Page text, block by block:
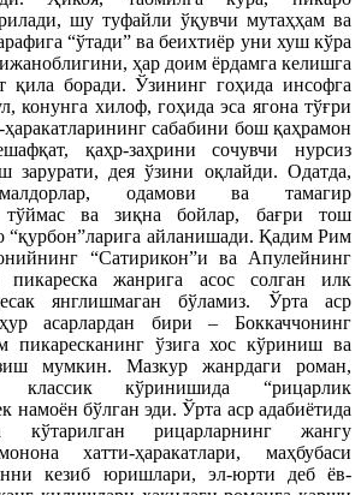
шу туфайли ўқувчи мутаҳҳам ва
“ўтади” ва беихтиёр уни хуш кўра
ҳар доим ёрдамга келишга
қила боради. Ўзининг гоҳида инсофга
конунга хилоф, гоҳида эса ягона тўғри
сабабини бош қаҳрамон
қаҳр-заҳрини сочувчи нурсиз
зарурати, дея ўзини оқлайди. Одатда,
одамови ва тамагир
тўймас ва зиқна бойлар, бағри тош
“қурбон”ларига айланишади. Қадим Рим
“Сатирикон”и ва Апулейнинг
пикареска жанрига асос солган илк
янглишмаган бўламиз. Ўрта аср
асарлардан бири – Боккаччонинг
пикаресканинг ўзига хос кўриниш ва
мумкин. Мазкур жанрдаги роман,
классик кўринишида “рицарлик
намоён бўлган эди. Ўрта аср адабиётида
кўтарилган рицарларнинг жангу
хатти-ҳаракатлари, маҳбубаси
кезиб юришлари, эл-юрти деб ёв-